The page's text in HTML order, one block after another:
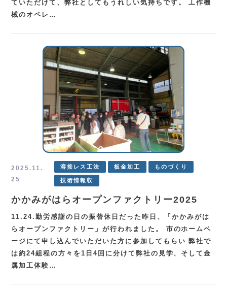
ていただけて、弊社としてもうれしい気持ちです。 工作機
械のオペレ…
2025.11.
25
溶接レス工法 板金加工 ものづくり
技術情報収
かかみがはらオープンファクトリー2025
11.24.勤労感謝の日の振替休日だった昨日、「かかみがは
らオープンファクトリー」が行われました。 市のホームペ
ージにて申し込んでいただいた方に参加してもらい 弊社で
は約24組程の方々を1日4回に分けて弊社の見学、そして金
属加工体験…